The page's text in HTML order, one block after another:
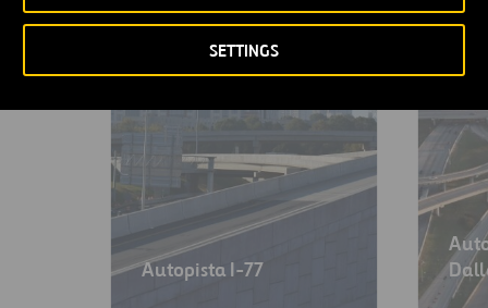
SETTINGS
Autopista I-77